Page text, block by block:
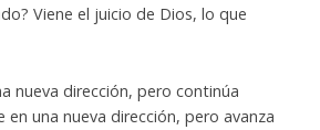
Viene el juicio de Dios, lo que
nueva dirección, pero continúa
una nueva dirección, pero avanza